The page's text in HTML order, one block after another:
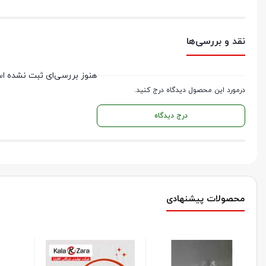
نقد و بررسی‌ها
درمورد این محصول دیدگاه درج کنید.
درج دیدگاه
هنوز بررسی‌ای ثبت نشده
محصولات پیشنهادی